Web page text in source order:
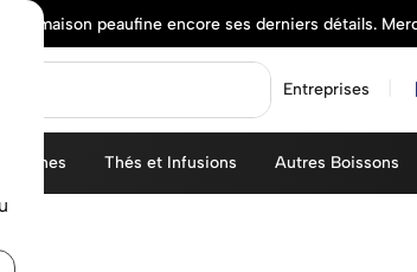
maison peaufine encore ses derniers détails.
Entreprises
Thés et Infusions Autres Boissons